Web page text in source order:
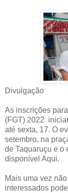
Divulgação
As inscrições
(FGT) 2022
até sexta, 17. O
setembro, na
de Taquaruçu e o
disponível Aqui.
Mais uma vez
interessados